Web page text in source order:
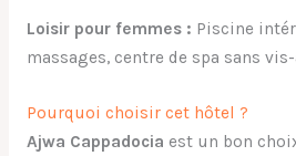
Loisir pour femmes : Piscine
massages, centre de spa sans
Pourquoi choisir cet hôtel ?
Ajwa Cappadocia est un bon